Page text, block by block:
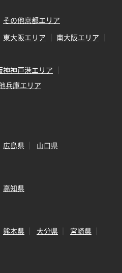
その他京都エリア
東大阪エリア
南大阪エリア
神神戸港エリア
兵庫エリア
広島県 山口県
高知県
熊本県 大分県
宮崎県